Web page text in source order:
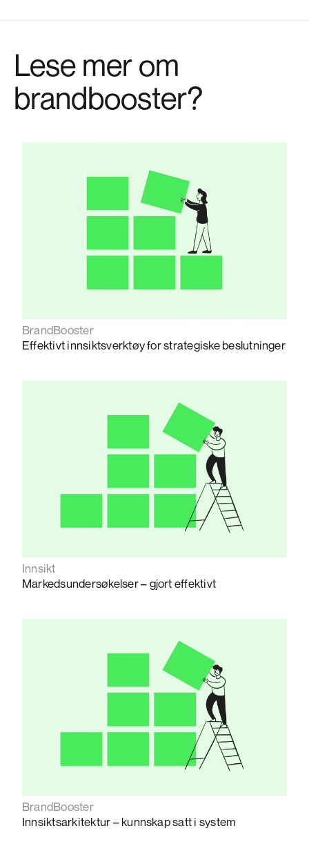
Lese mer om
brandbooster?
BrandBooster
Effektivt innsiktsverktøy for strategiske beslutninger
Innsikt
Markedsundersøkelser – gjort effektivt
BrandBooster
Innsiktsarkitektur – kunnskap satt i system